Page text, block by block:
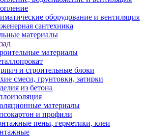
оборудование и вентиляция
сантехника
материалы
материалы
и строительные блоки
смеси, грунтовки, затирки
из бетона
материалы
и профили
пены, герметики, клеи